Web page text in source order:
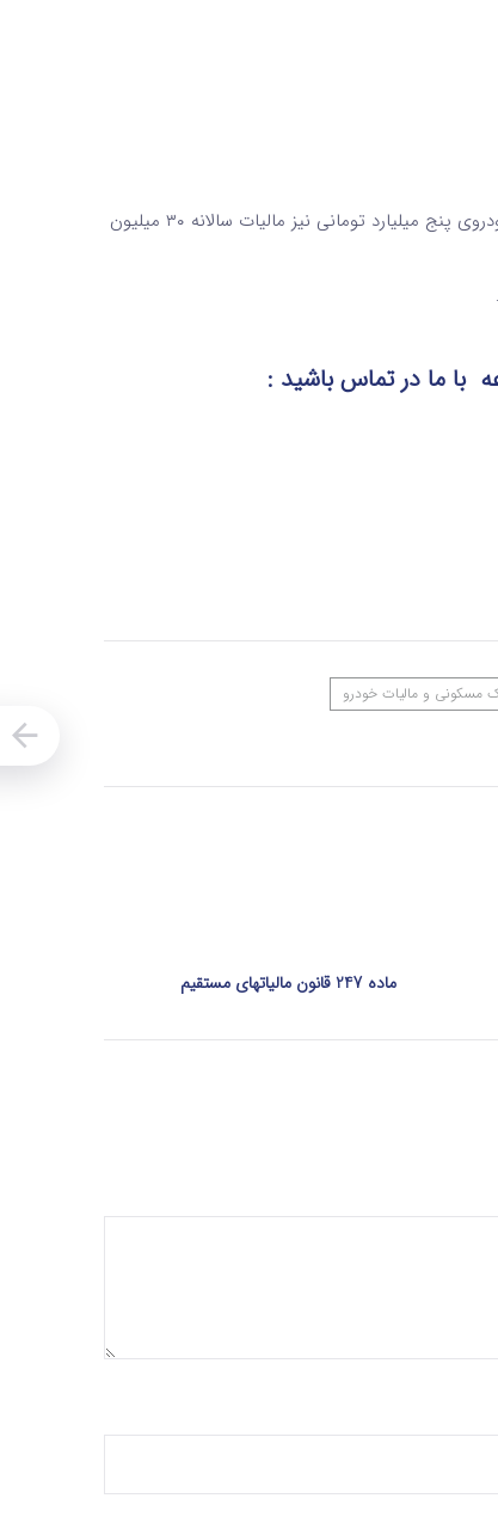
🔸بر این اساس، خودروی سه میلیارد تومانی، مالیات سالانه ۱۵ میلیون تومان و خودروی پنج میلیارد تومانی نیز مالیات سالانه ۳۰ میلیون
با ما در تماسباشید :
مسکونی و مالیات خودرو
ماده 247 قانون مالیاتهای مستقیم